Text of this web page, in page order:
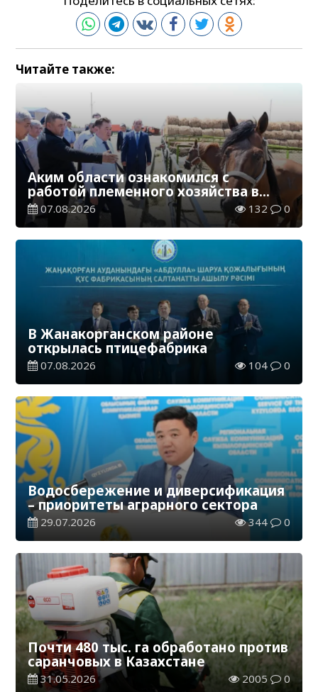
Читайте также:
Аким области ознакомился с
работой племенного хозяйства в
Жанакорганском районе
07.08.2026 132 0
В Жанакорганском районе
открылась птицефабрика
07.08.2026 104 0
Водосбережение и диверсификация
– приоритеты аграрного сектора
29.07.2026 344 0
Почти 480 тыс. га обработано против
саранчовых в Казахстане
31.05.2026 2005 0